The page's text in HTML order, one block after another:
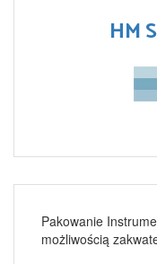
HM
Pakowanie
możliwością